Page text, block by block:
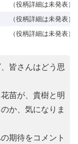
（役柄詳細は未発表）
（役柄詳細は未発表）
（役柄詳細は未発表）
皆さんはどう思
苗が、貴樹と明
か、気になりま
期待をコメント